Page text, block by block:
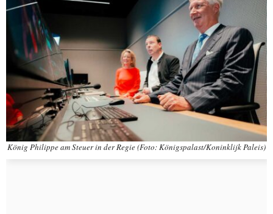
König Philippe am Steuer in der Regie (Foto: Königspalast/Koninklijk Paleis)